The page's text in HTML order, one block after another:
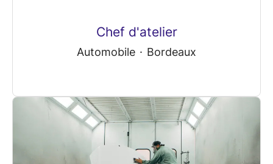
Chef d'atelier
Automobile · Bordeaux